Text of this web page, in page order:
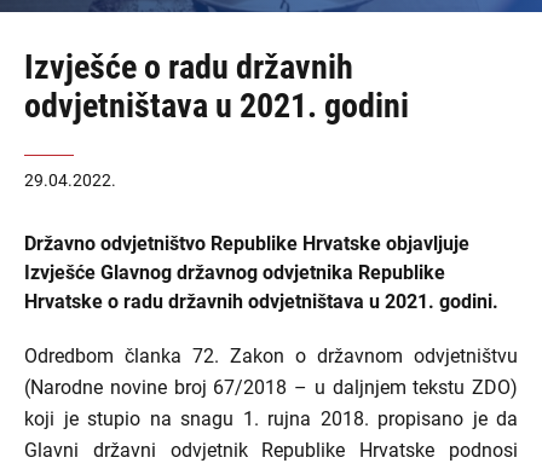
Izvješće o radu državnih
odvjetništava u 2021. godini
29.04.2022.
Državno odvjetništvo Republike Hrvatske objavljuje
Izvješće Glavnog državnog odvjetnika Republike
Hrvatske o radu državnih odvjetništava u 2021. godini.
Odredbom članka 72. Zakon o državnom odvjetništvu
(Narodne novine broj 67/2018 – u daljnjem tekstu ZDO)
koji je stupio na snagu 1. rujna 2018. propisano je da
Glavni državni odvjetnik Republike Hrvatske podnosi